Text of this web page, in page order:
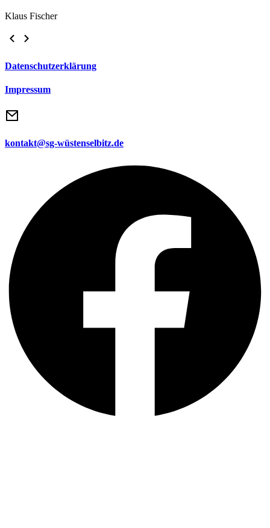
Klaus Fischer
Datenschutzerklärung
Impressum
kontakt@sg-wüstenselbitz.de